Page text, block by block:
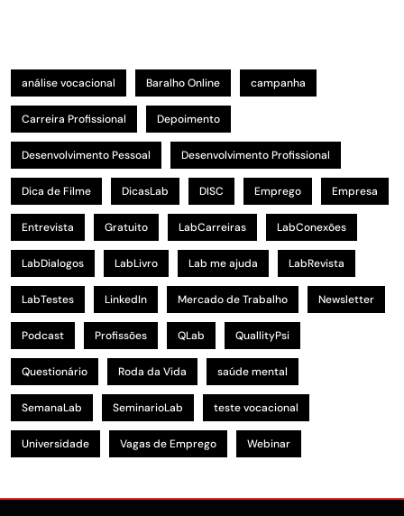
análise vocacional Baralho Online campanha
Carreira Profissional Depoimento
Desenvolvimento Pessoal Desenvolvimento Profissional
Dica de Filme DicasLab DISC Emprego Empresa
Entrevista Gratuito LabCarreiras LabConexões
LabDialogos LabLivro Lab me ajuda LabRevista
LabTestes LinkedIn Mercado de Trabalho Newsletter
Podcast Profissões QLab QuallityPsi
Questionário Roda da Vida saúde mental
SemanaLab SeminarioLab teste vocacional
Universidade Vagas de Emprego Webinar